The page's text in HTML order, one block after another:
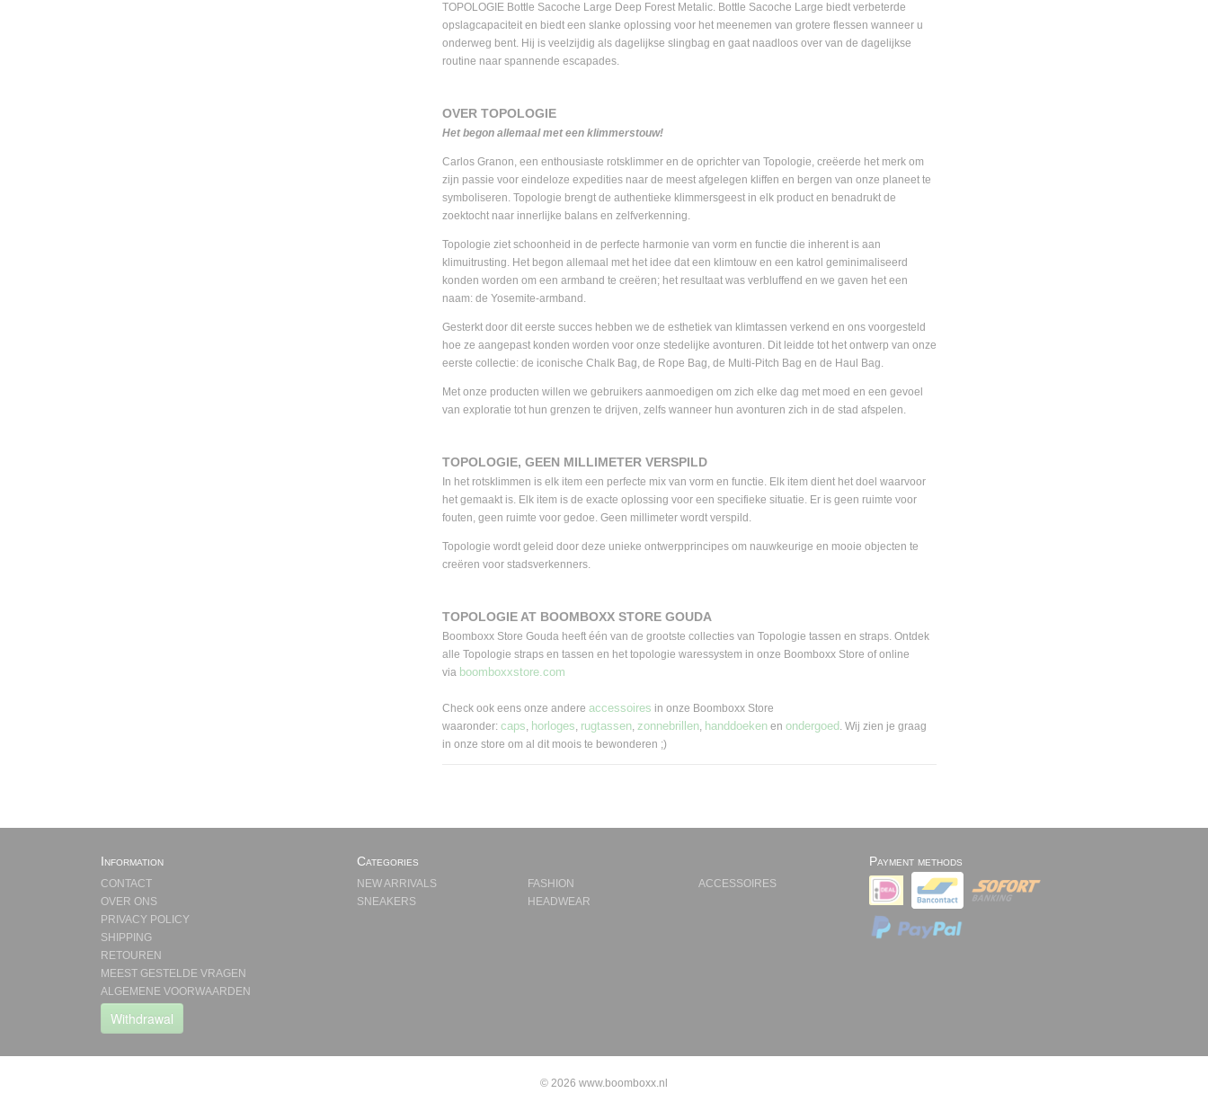
TOPOLOGIE Bottle Sacoche Large Deep Forest Metalic. Bottle Sacoche Large biedt verbeterde
opslagcapaciteit en biedt een slanke oplossing voor het meenemen van grotere flessen wanneer u
onderweg bent. Hij is veelzijdig als dagelijkse slingbag en gaat naadloos over van de dagelijkse
routine naar spannende escapades.
OVER TOPOLOGIE
Het begon allemaal met een klimmerstouw!
Carlos Granon, een enthousiaste rotsklimmer en de oprichter van Topologie, creëerde het merk om
zijn passie voor eindeloze expedities naar de meest afgelegen kliffen en bergen van onze planeet te
symboliseren. Topologie brengt de authentieke klimmersgeest in elk product en benadrukt de
zoektocht naar innerlijke balans en zelfverkenning.
Topologie ziet schoonheid in de perfecte harmonie van vorm en functie die inherent is aan
klimuitrusting. Het begon allemaal met het idee dat een klimtouw en een katrol geminimaliseerd
konden worden om een armband te creëren; het resultaat was verbluffend en we gaven het een
naam: de Yosemite-armband.
Gesterkt door dit eerste succes hebben we de esthetiek van klimtassen verkend en ons voorgesteld
hoe ze aangepast konden worden voor onze stedelijke avonturen. Dit leidde tot het ontwerp van onze
eerste collectie: de iconische Chalk Bag, de Rope Bag, de Multi-Pitch Bag en de Haul Bag.
Met onze producten willen we gebruikers aanmoedigen om zich elke dag met moed en een gevoel
van exploratie tot hun grenzen te drijven, zelfs wanneer hun avonturen zich in de stad afspelen.
TOPOLOGIE, GEEN MILLIMETER VERSPILD
In het rotsklimmen is elk item een perfecte mix van vorm en functie. Elk item dient het doel waarvoor
het gemaakt is. Elk item is de exacte oplossing voor een specifieke situatie. Er is geen ruimte voor
fouten, geen ruimte voor gedoe. Geen millimeter wordt verspild.
Topologie wordt geleid door deze unieke ontwerpprincipes om nauwkeurige en mooie objecten te
creëren voor stadsverkenners.
TOPOLOGIE AT BOOMBOXX STORE GOUDA
Boomboxx Store Gouda heeft één van de grootste collecties van Topologie tassen en straps. Ontdek
alle Topologie straps en tassen en het topologie waressystem in onze Boomboxx Store of online
via boomboxxstore.com
Check ook eens onze andere accessoires in onze Boomboxx Store
waaronder: caps, horloges, rugtassen, zonnebrillen, handdoeken en ondergoed . Wij zien je graag
in onze store om al dit moois te bewonderen ;)
Information
CONTACT
OVER ONS
PRIVACY POLICY
SHIPPING
RETOUREN
MEEST GESTELDE VRAGEN
ALGEMENE VOORWAARDEN
Withdrawal
Categories
NEW ARRIVALS
SNEAKERS
FASHION
HEADWEAR
ACCESSOIRES
Payment methods
© 2026 www.boomboxx.nl